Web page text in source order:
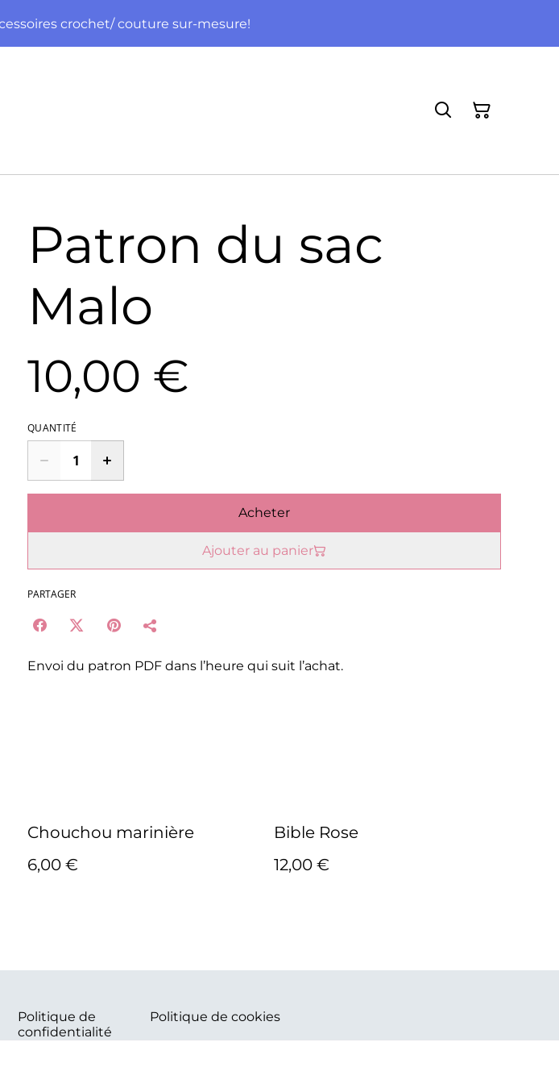
crochet/ couture sur-mesure!
Patron du sac
Malo
10,00 €
QUANTITÉ
Acheter
Ajouter au panier
PARTAGER
Envoi du patron PDF dans l’heure qui suit l’achat.
Chouchou marinière
6,00 €
Bible Rose
12,00 €
Politique de
confidentialité
Politique de cookies